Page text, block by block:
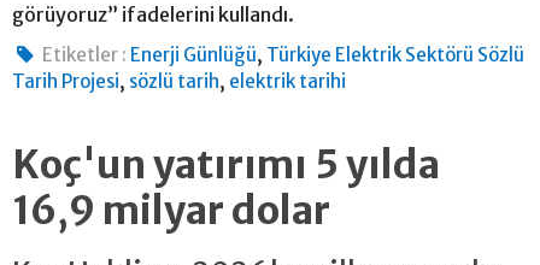
görüyoruz” ifadelerini kullandı.
Etiketler : Enerji Günlüğü, Türkiye Elektrik Sektörü Sözlü
Tarih Projesi, sözlü tarih, elektrik tarihi
Koç'un yatırımı 5 yılda
16,9 milyar dolar